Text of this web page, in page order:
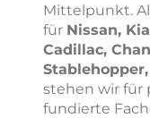
Mittelpunkt.
für Nissan,
Cadillac,
stehen wir für
fundierte